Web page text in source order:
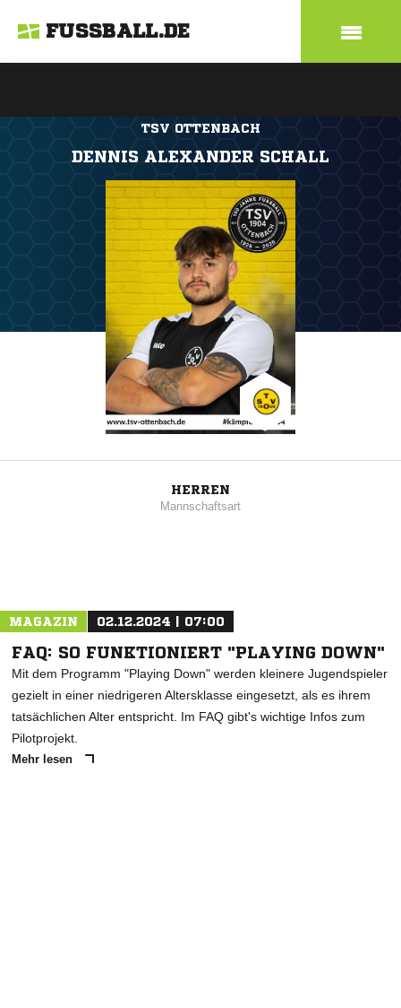
FUSSBALL.DE
TSV OTTENBACH
DENNIS ALEXANDER SCHALL
HERREN
Mannschaftsart
MAGAZIN 02.12.2024 | 07:00
FAQ: SO FUNKTIONIERT "PLAYING DOWN"
Mit dem Programm "Playing Down" werden kleinere Jugendspieler
gezielt in einer niedrigeren Altersklasse eingesetzt, als es ihrem
tatsächlichen Alter entspricht. Im FAQ gibt's wichtige Infos zum
Pilotprojekt.
Mehr lesen